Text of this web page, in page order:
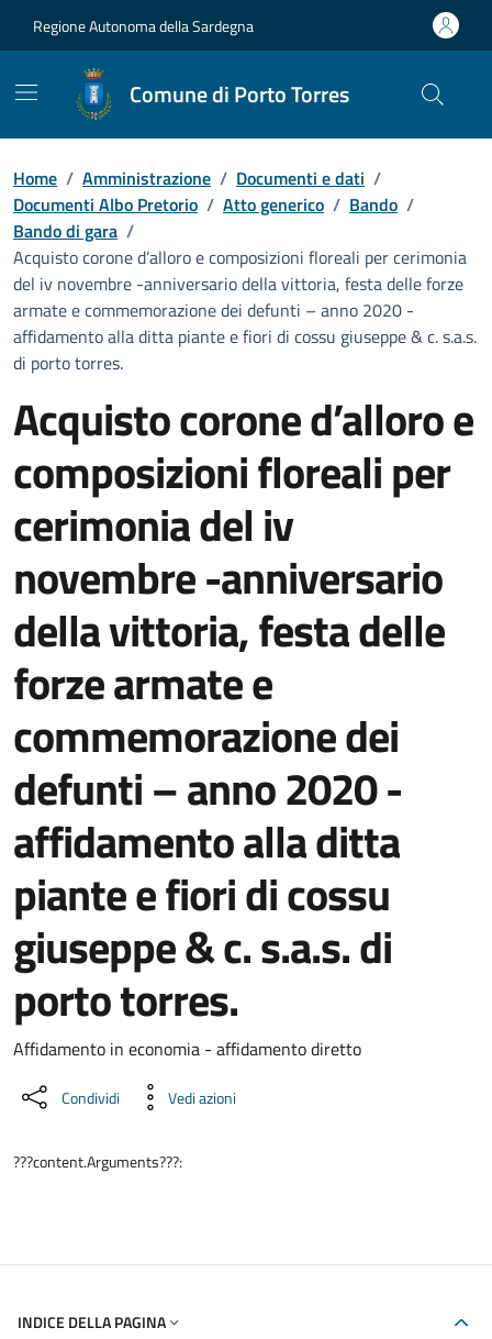
Regione Autonoma della Sardegna
Comune di Porto Torres
Home / Amministrazione / Documenti e dati /
Documenti Albo Pretorio / Atto generico / Bando /
Bando di gara /
Acquisto corone d’alloro e composizioni floreali per cerimonia
del iv novembre -anniversario della vittoria, festa delle forze
armate e commemorazione dei defunti – anno 2020 -
affidamento alla ditta piante e fiori di cossu giuseppe & c. s.a.s.
di porto torres.
Acquisto corone d’alloro e
composizioni floreali per
cerimonia del iv
novembre -anniversario
della vittoria, festa delle
forze armate e
commemorazione dei
defunti – anno 2020 -
affidamento alla ditta
piante e fiori di cossu
giuseppe & c. s.a.s. di
porto torres.
Dettaglio del documento
Affidamento in economia - affidamento diretto
Condividi Vedi azioni
???content.Arguments???:
INDICE DELLA PAGINA